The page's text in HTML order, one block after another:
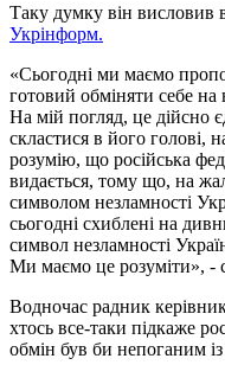
Таку думку він висловив
Укрінформ.
«Сьогодні ми маємо
готовий обміняти себе на
На мій погляд, це дійсно
скластися в його голові,
розумію, що російська
видається, тому що, на
символом незламності
сьогодні схиблені на
символ незламності
Ми маємо це розуміти», -
Водночас радник
хтось все-таки підкаже
обмін був би непоганим